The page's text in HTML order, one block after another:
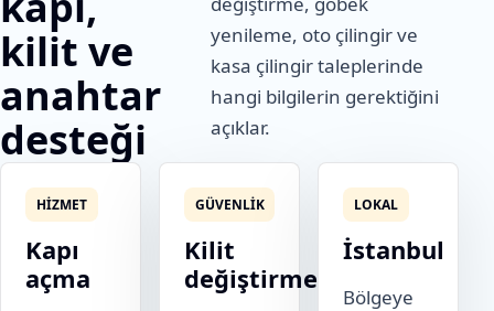
kilit ve
anahtar
desteği
yenileme, oto çilingir ve
kasa çilingir taleplerinde
hangi bilgilerin gerektiğini
açıklar.
HIZMET
Kapı
açma
GÜVENLIK
Kilit
değiştirme
LOKAL
İstanbul
Bölgeye